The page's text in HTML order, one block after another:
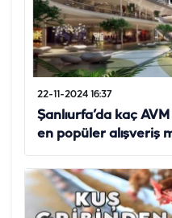
22-11-2024 16:37
Şanlıurfa’da kaç
en popüler alışveriş